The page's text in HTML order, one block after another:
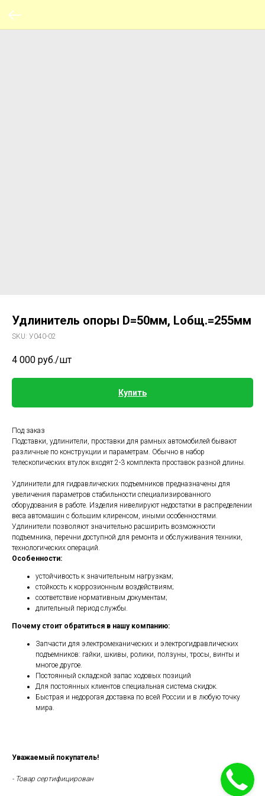
Удлинитель опоры D=50мм, Lобщ.=255мм
SKU: У040-02
4 000 руб./шт
Купить
Под заказ
Подставки, удлинители, проставки для рамных автомобилей бывают
различные по конструкции и параметрам. Обычно в набор
телескопических втулок входят 2-3 комплекта проставок разной длины.
Удлинители для гидравлических подъемников предназначены для
увеличения параметров стабильности специализированного
оборудования в работе. Изделия нивелируют недостатки в распределении
веса автомашин с большим клиренсом, иными особенностями.
Удлинители позволяют значительно расширить возможности
подъемника, перечни доступной для ремонта и обслуживания техники,
технологических операций.
Особенности:
устойчивость к значительным нагрузкам;
стойкость к коррозионным воздействиям;
соответствие нормативным документам;
длительный период службы.
Почему стоит обратиться в нашу компанию:
Запчасти для электромеханических и электрогидравлических
подъемников: гайки, шкивы, ролики, ползуны, тросы, винты и
многое другое.
Постоянный складской запас ходовых позиций
Для постоянных клиентов специальная система скидок.
Быстрая и недорогая доставка по всей России и в любую точку
мира.
Уважаемый покупатель!
- Товар сертифицирован